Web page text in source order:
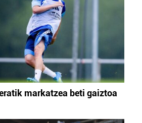
markatzea beti gaiztoa